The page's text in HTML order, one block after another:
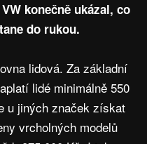
konečně ukázal, co
do rukou.
lidová. Za základní
lidé minimálně 550
u jiných značek získat
vrcholných modelů